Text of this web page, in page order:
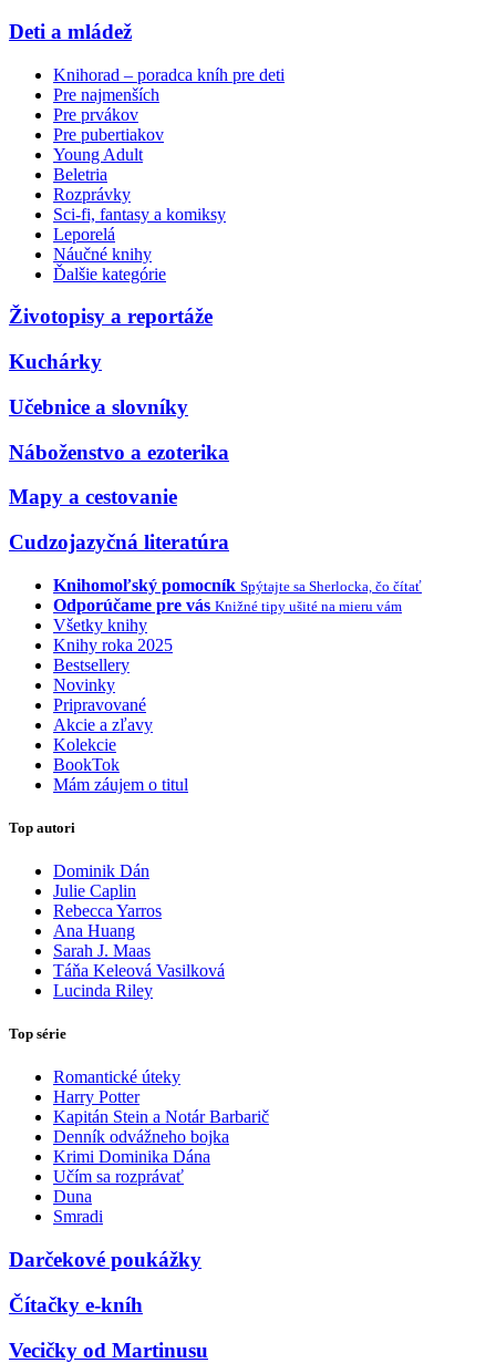
Deti a mládež
Knihorad – poradca kníh pre deti
Pre najmenších
Pre prvákov
Pre pubertiakov
Young Adult
Beletria
Rozprávky
Sci-fi, fantasy a komiksy
Leporelá
Náučné knihy
Ďalšie kategórie
Životopisy a reportáže
Kuchárky
Učebnice a slovníky
Náboženstvo a ezoterika
Mapy a cestovanie
Cudzojazyčná literatúra
Knihomoľský pomocník Spýtajte sa Sherlocka, čo čítať
Odporúčame pre vás Knižné tipy ušité na mieru vám
Všetky knihy
Knihy roka 2025
Bestsellery
Novinky
Pripravované
Akcie a zľavy
Kolekcie
BookTok
Mám záujem o titul
Top autori
Dominik Dán
Julie Caplin
Rebecca Yarros
Ana Huang
Sarah J. Maas
Táňa Keleová Vasilková
Lucinda Riley
Top série
Romantické úteky
Harry Potter
Kapitán Stein a Notár Barbarič
Denník odvážneho bojka
Krimi Dominika Dána
Učím sa rozprávať
Duna
Smradi
Darčekové poukážky
Čítačky e-kníh
Vecičky od Martinusu